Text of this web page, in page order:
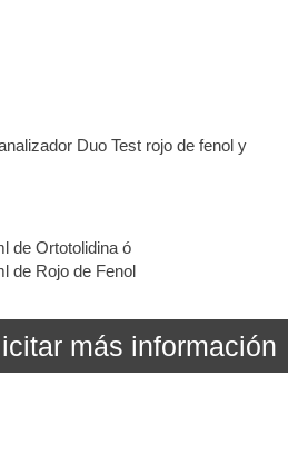
Duo Test rojo de fenol y
de Ortotolidina ó
de Rojo de Fenol
más información